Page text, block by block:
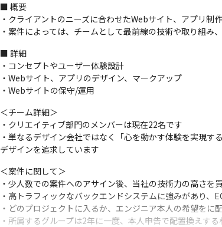
■ 概要
・クライアントのニーズに合わせたWebサイト、アプリ制
・案件によっては、チームとして最前線の技術や取り組み
■ 詳細
・コンセプトやユーザー体験設計
・Webサイト、アプリのデザイン、マークアップ
・Webサイトの保守/運用
＜チーム詳細＞
・クリエイティブ部門のメンバーは現在22名です
・単なるデザイン会社ではなく「心を動かす体験を実現
デザインを追求しています
＜案件に関して＞
・少人数での案件へのアサイン後、当社の技術力の高さ
・高トラフィックなバックエンドシステムに強みがあり
・どのプロジェクトに入るか、エンジニア本人の希望をに
・所属するグループは2年に一度、本人申告で配置換えす